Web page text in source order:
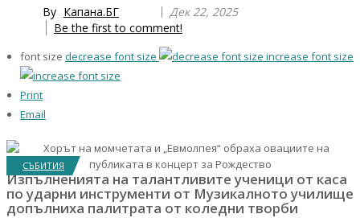
By Капана.БГ
Дек 22, 2025
Be the first to comment!
font size decrease font size increase font size
Print
Email
СЪБИТИЯ
Изпълненията на талантливите ученици от каса
по ударни инструменти от Музикалното училище
допълниха палитрата от коледни творби